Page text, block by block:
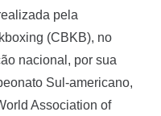
pela
(CBKB), no
nacional, por sua
Sul-americano,
Association of